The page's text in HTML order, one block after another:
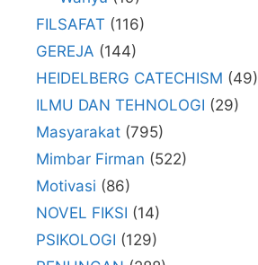
FILSAFAT (116)
GEREJA (144)
HEIDELBERG CATECHISM (49)
ILMU DAN TEHNOLOGI (29)
Masyarakat (795)
Mimbar Firman (522)
Motivasi (86)
NOVEL FIKSI (14)
PSIKOLOGI (129)